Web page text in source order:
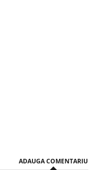
ADAUGA COMENTARIU